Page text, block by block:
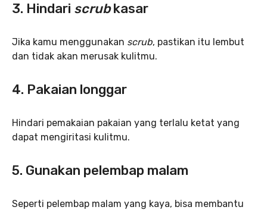
3. Hindari scrubkasar
Jika kamu menggunakan scrub, pastikan itu lembut
dan tidak akan merusak kulitmu.
4. Pakaian longgar
Hindari pemakaian pakaian yang terlalu ketat yang
dapat mengiritasi kulitmu.
5. Gunakan pelembap malam
Seperti pelembap malam yang kaya, bisa membantu